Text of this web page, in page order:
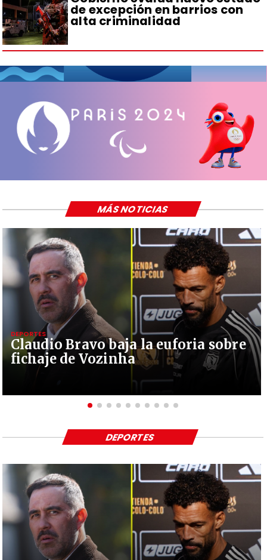
de excepción en barrios con
alta criminalidad
Claudio Bravo baja la euforia sobre
fichaje de Vozinha
DEPORTES
MÁS NOTICIAS
DEPORTES